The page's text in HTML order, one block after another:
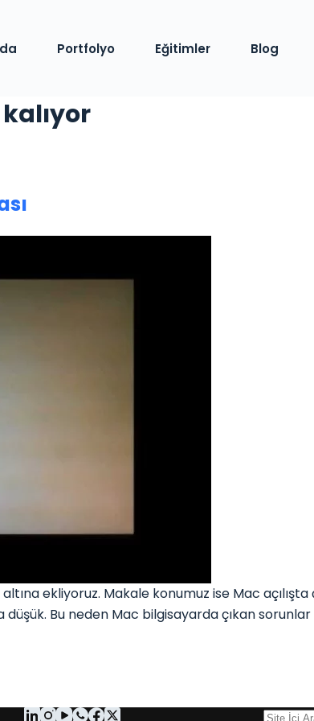
Portfolyo Eğitimler Blog
ekliyoruz. Makale konumuz ise Mac
düşük. Bu neden Mac bilgisayarda çıkan